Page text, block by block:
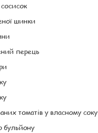
шинки
перець
томатів у власному соку
бульйону